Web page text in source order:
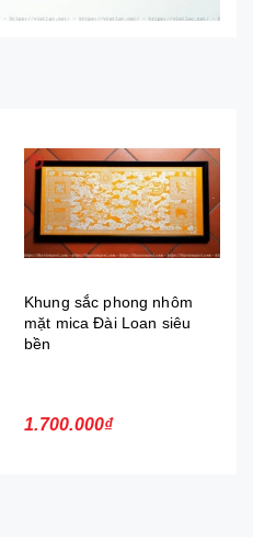
Khung sắc phong nhôm
mặt mica Đài Loan siêu
bền
1.700.000₫